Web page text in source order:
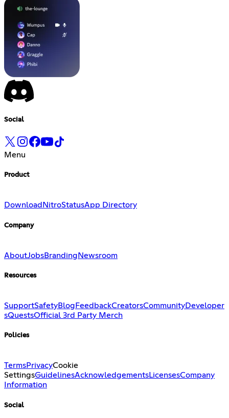
Social
Menu
Product
Download NitroStatusApp Directory
Company
AboutJobsBranding Newsroom
Resources
SupportSafetyBlog FeedbackCreatorsCommunityDeveloper
sQuestsOfficial 3rd Party Merch
Policies
TermsPrivacyCookie
SettingsGuidelinesAcknowledgementsLicensesCompany
Information
Social